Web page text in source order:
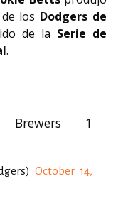
los Dodgers de
de la Serie de
.
1
October 14,